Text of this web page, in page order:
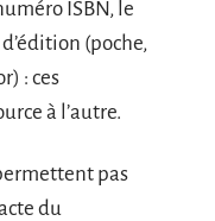
ISBN, le
(poche,
: ces
à l’autre.
pas
du